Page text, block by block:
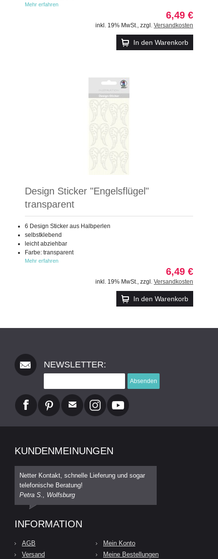
Mehr erfahren
6,49 €
inkl. 19% MwSt. zzgl. Versandkosten
In den Warenkorb
Design Sticker "Engelsflügel"
transparent
6 Design Sticker aus Halbperlen
selbstklebend
leicht abziehbar
Farbe: transparent
Mehr erfahren
6,49 €
inkl. 19% MwSt. zzgl. Versandkosten
In den Warenkorb
NEWSLETTER:
Absenden
KUNDENMEINUNGEN
Netter Kontakt, schnelle Lieferung und sogar
telefonische Beratung!
Petra S., Wolfsburg
INFORMATION
AGB
Versand
Mein Konto
Meine Bestellungen